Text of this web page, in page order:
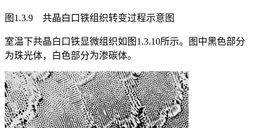
图1.3.9 共晶白口铁组织转变过程示意图
室温下共晶白口铁显微组织如图1.3.10所示。图中黑色部分
为珠光体，白色部分为渗碳体。